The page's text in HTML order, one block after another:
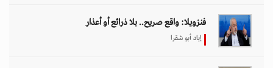
فنزويلا: واقع صريح.. بلا ذرائع أو أعذار
إياد أبو شقرا